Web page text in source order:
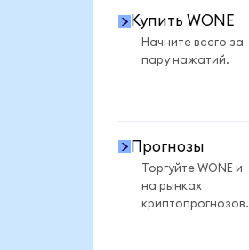
Купить WONE
Начните всего за
пару нажатий.
Прогнозы
Торгуйте WONE и
на рынках
криптопрогнозов.